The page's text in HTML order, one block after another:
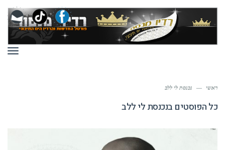
ראשי — נכנסת לי ללב
כל הפוסטים בנכנסת לי ללב